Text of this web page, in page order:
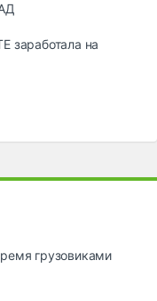
заработала на
грузовиками